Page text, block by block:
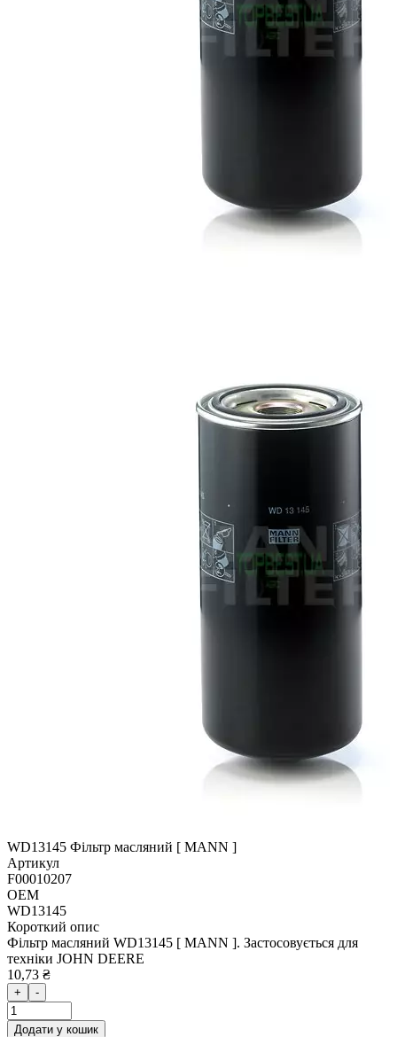
WD13145 Фільтр масляний [ MANN ]
Артикул
F00010207
OEM
WD13145
Короткий опис
Фільтр масляний WD13145 [ MANN ]. Застосовується для
техніки JOHN DEERE
10,73 ₴
+ -
Додати у кошик